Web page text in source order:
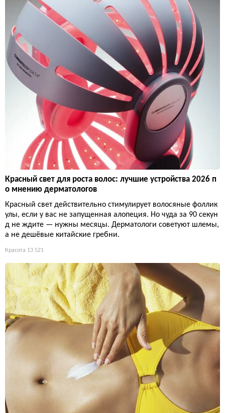
Красный свет для роста волос: лучшие устройства 2026 п
о мнению дерматологов
Красный свет действительно стимулирует волосяные фоллик
улы, если у вас не запущенная алопеция. Но чуда за 90 секун
д не ждите — нужны месяцы. Дерматологи советуют шлемы,
а не дешёвые китайские гребни.
Красота 13 521